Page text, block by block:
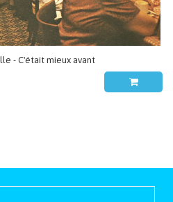
- C'était mieux avant